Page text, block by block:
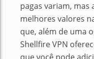
pagas variam, mas
melhores valores
que, além de uma
Shellfire VPN